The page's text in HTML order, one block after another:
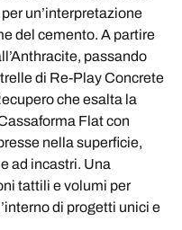
un’interpretazione
del cemento. A partire
passando
di Re-Play Concrete
che esalta la
Flat con
nella superficie,
ad incastri. Una
tattili e volumi per
di progetti unici e